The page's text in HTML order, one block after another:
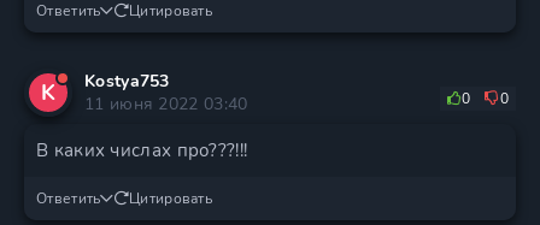
Ответить Цитировать
K
Kostya753
11 июня 2022 03:40
0 0
В каких числах про???!!!
Ответить Цитировать